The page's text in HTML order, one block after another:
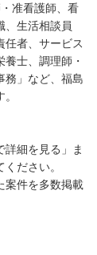
准看護師、看
、生活相談員
任者、サービス
士、調理師・
務」など、福島
詳細を見る」ま
ださい。
案件を多数掲載